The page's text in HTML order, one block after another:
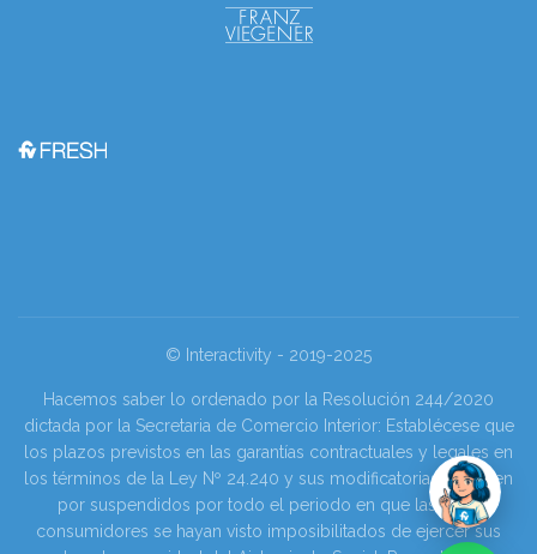
© Interactivity - 2019-2025
Hacemos saber lo ordenado por la Resolución 244/2020
dictada por la Secretaria de Comercio Interior: Establécese que
los plazos previstos en las garantías contractuales y legales en
los términos de la Ley Nº 24.240 y sus modificatorias se tienen
por suspendidos por todo el periodo en que las y los
consumidores se hayan visto imposibilitados de ejercer sus